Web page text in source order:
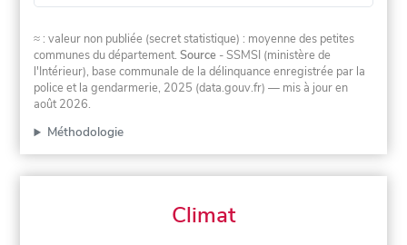
≈ : valeur non publiée (secret statistique) : moyenne des petites
communes du département.Source - SSMSI (ministère de
l'Intérieur), base communale de la délinquance enregistrée par la
police et la gendarmerie, 2025 (data.gouv.fr) — mis à jour en
août 2026.
Méthodologie
Climat